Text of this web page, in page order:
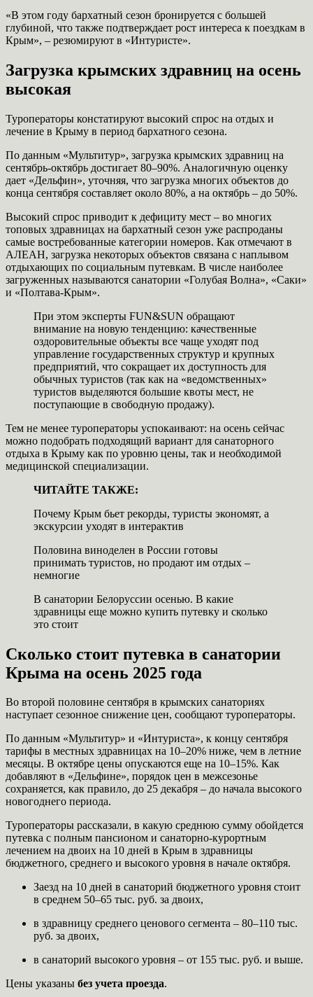
«В этом году бархатный сезон бронируется с большей
глубиной, что также подтверждает рост интереса к поездкам в
Крым», – резюмируют в «Интуристе».
Загрузка крымских здравниц на осень
высокая
Туроператоры констатируют высокий спрос на отдых и
лечение в Крыму в период бархатного сезона.
По данным «Мультитур», загрузка крымских здравниц на
сентябрь-октябрь достигает 80–90%. Аналогичную оценку
дает «Дельфин», уточняя, что загрузка многих объектов до
конца сентября составляет около 80%, а на октябрь – до 50%.
Высокий спрос приводит к дефициту мест – во многих
топовых здравницах на бархатный сезон уже распроданы
самые востребованные категории номеров. Как отмечают в
АЛЕАН, загрузка некоторых объектов связана с наплывом
отдыхающих по социальным путевкам. В числе наиболее
загруженных называются санатории «Голубая Волна», «Саки»
и «Полтава-Крым».
При этом эксперты FUN&SUN обращают
внимание на новую тенденцию: качественные
оздоровительные объекты все чаще уходят под
управление государственных структур и крупных
предприятий, что сокращает их доступность для
обычных туристов (так как на «ведомственных»
туристов выделяются большие квоты мест, не
поступающие в свободную продажу).
Тем не менее туроператоры успокаивают: на осень сейчас
можно подобрать подходящий вариант для санаторного
отдыха в Крыму как по уровню цены, так и необходимой
медицинской специализации.
ЧИТАЙТЕ ТАКЖЕ:
Почему Крым бьет рекорды, туристы экономят, а
экскурсии уходят в интерактив
Половина виноделен в России готовы
принимать туристов, но продают им отдых –
немногие
В санатории Белоруссии осенью. В какие
здравницы еще можно купить путевку и сколько
это стоит
Сколько стоит путевка в санатории
Крыма на осень 2025 года
Во второй половине сентября в крымских санаториях
наступает сезонное снижение цен, сообщают туроператоры.
По данным «Мультитур» и «Интуриста», к концу сентября
тарифы в местных здравницах на 10–20% ниже, чем в летние
месяцы. В октябре цены опускаются еще на 10–15%. Как
добавляют в «Дельфине», порядок цен в межсезонье
сохраняется, как правило, до 25 декабря – до начала высокого
новогоднего периода.
Туроператоры рассказали, в какую среднюю сумму обойдется
путевка с полным пансионом и санаторно-курортным
лечением на двоих на 10 дней в Крым в здравницы
бюджетного, среднего и высокого уровня в начале октября.
Заезд на 10 дней в санаторий бюджетного уровня стоит
в среднем 50–65 тыс. руб. за двоих,
в здравницу среднего ценового сегмента – 80–110 тыс.
руб. за двоих,
в санаторий высокого уровня – от 155 тыс. руб. и выше.
Цены указаны без учета проезда.